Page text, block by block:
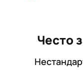
Често